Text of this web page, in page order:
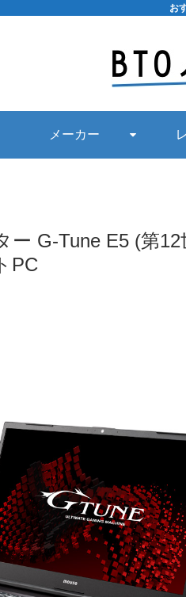
お
メーカー
ー G-Tune E5 (第
PC